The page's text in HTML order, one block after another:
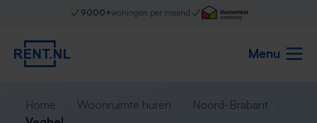
9000+woningen per maand
Menu
Home Woonruimte huren
Noord-Brabant